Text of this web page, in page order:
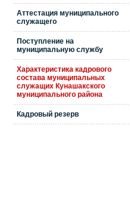
Аттестация муниципального
служащего
Поступление на
муниципальную службу
Характеристика кадрового
состава муниципальных
служащих Кунашакского
муниципального района
Кадровый резерв